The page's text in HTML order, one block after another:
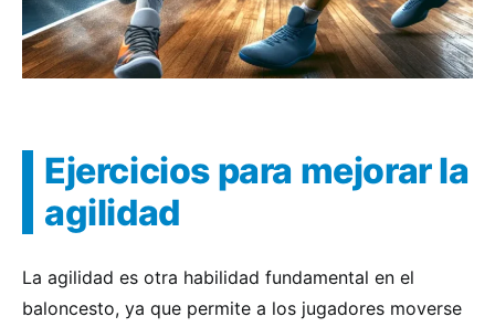
Ejercicios para mejorar la
agilidad
La agilidad es otra habilidad fundamental en el
baloncesto, ya que permite a los jugadores moverse